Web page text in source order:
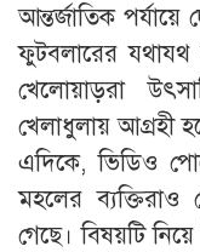
আন্তর্জাতিক
ফুটবলারের যথাযথ
খেলোয়াড়রা
খেলাধুলায় আগ্রহী
এদিকে, ভিডিও
মহলের
গেছে। বিষয়টি